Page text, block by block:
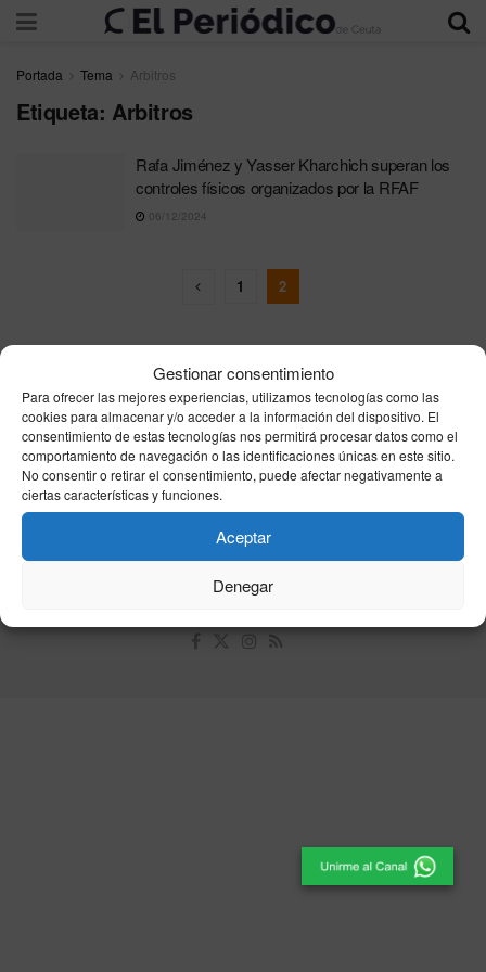
Gestionar consentimiento
Para ofrecer las mejores experiencias, utilizamos tecnologías como las
cookies para almacenar y/o acceder a la información del dispositivo. El
consentimiento de estas tecnologías nos permitirá procesar datos como el
comportamiento de navegación o las identificaciones únicas en este sitio.
No consentir o retirar el consentimiento, puede afectar negativamente a
ciertas características y funciones.
Aceptar
Denegar
Portada Tema Arbitros
Etiqueta: Arbitros
Rafa Jiménez y Yasser Kharchich superan los
controles físicos organizados por la RFAF
06/12/2024
1 2
Contacta Publicidad Aviso Legal
Política de privacidad
Política de cookies
El Periódico de Ceuta- Medio de Comunicación